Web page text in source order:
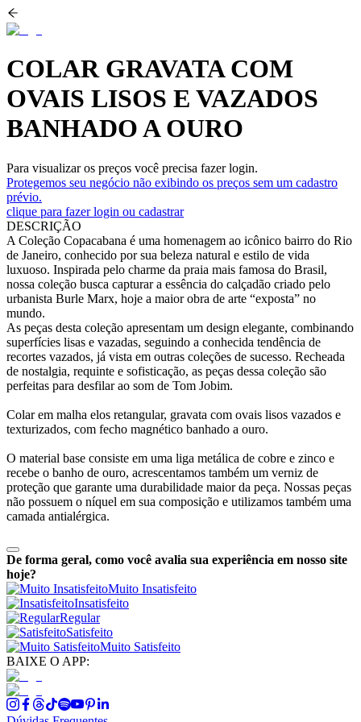
COLAR GRAVATA COM
OVAIS LISOS E VAZADOS
BANHADO A OURO
Para visualizar os preços você precisa fazer login.
Protegemos seu negócio não exibindo os preços sem um cadastro
prévio.
clique para fazer login ou cadastrar
DESCRIÇÃO
A Coleção Copacabana é uma homenagem ao icônico bairro do Rio
de Janeiro, conhecido por sua beleza natural e estilo de vida
luxuoso. Inspirada pelo charme da praia mais famosa do Brasil,
nossa coleção busca capturar a essência do calçadão criado pelo
urbanista Burle Marx, hoje a maior obra de arte “exposta” no
mundo.
As peças desta coleção apresentam um design elegante, combinando
superfícies lisas e vazadas, seguindo a conhecida tendência de
recortes vazados, já vista em outras coleções de sucesso. Recheada
de nostalgia, requinte e sofisticação, as peças dessa coleção são
perfeitas para desfilar ao som de Tom Jobim.
Colar em malha elos retangular, gravata com ovais lisos vazados e
texturizados, com fecho magnético banhado a ouro.
O material base consiste em uma liga metálica de cobre e zinco e
recebe o banho de ouro, acrescentamos também um verniz de
proteção que garante uma durabilidade maior da peça. Nossas peças
não possuem o níquel em sua composição e utilizamos também uma
camada antialérgica.
De forma geral, como você avalia sua experiência em nosso site
hoje?
Muito Insatisfeito
Insatisfeito
Regular
Satisfeito
Muito Satisfeito
BAIXE O APP: